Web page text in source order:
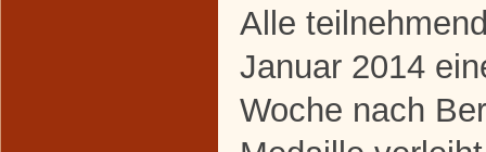
Alle
Januar 2014
Woche nach